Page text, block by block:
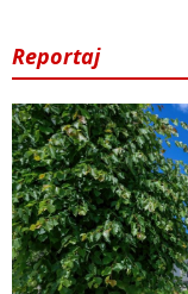
Reportaj